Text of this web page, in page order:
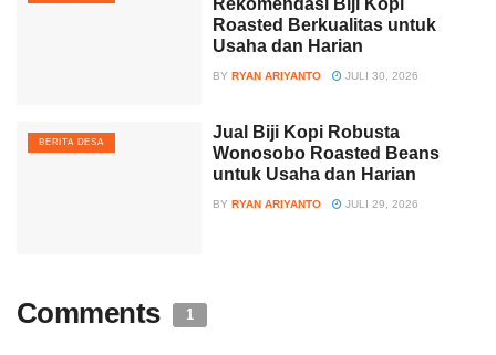
Rekomendasi Biji Kopi
Roasted Berkualitas untuk
Usaha dan Harian
BY RYAN ARIYANTO JULI 30, 2026
BERITA DESA
Jual Biji Kopi Robusta
Wonosobo Roasted Beans
untuk Usaha dan Harian
BY RYAN ARIYANTO JULI 29, 2026
Comments 1